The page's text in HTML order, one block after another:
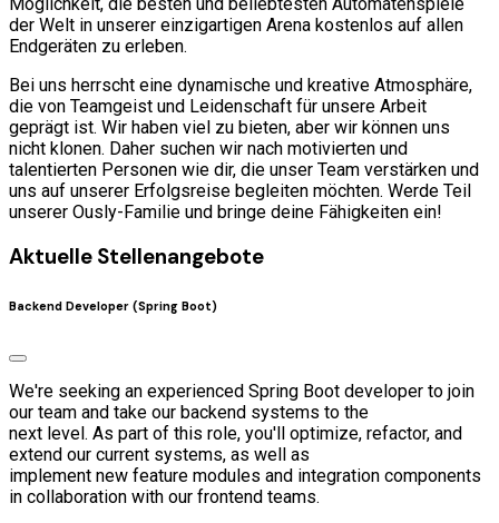
der Welt in unserer einzigartigen Arena kostenlos auf allen
Endgeräten zu erleben.
Bei uns herrscht eine dynamische und kreative Atmosphäre,
die von Teamgeist und Leidenschaft für unsere Arbeit
geprägt ist. Wir haben viel zu bieten, aber wir können uns
nicht klonen. Daher suchen wir nach motivierten und
talentierten Personen wie dir, die unser Team verstärken und
uns auf unserer Erfolgsreise begleiten möchten. Werde Teil
unserer Ously-Familie und bringe deine Fähigkeiten ein!
Aktuelle Stellenangebote
Backend Developer (Spring Boot)
We're seeking an experienced Spring Boot developer to join
our team and take our backend systems to the
next level. As part of this role, you'll optimize, refactor, and
extend our current systems, as well as
implement new feature modules and integration components
in collaboration with our frontend teams.